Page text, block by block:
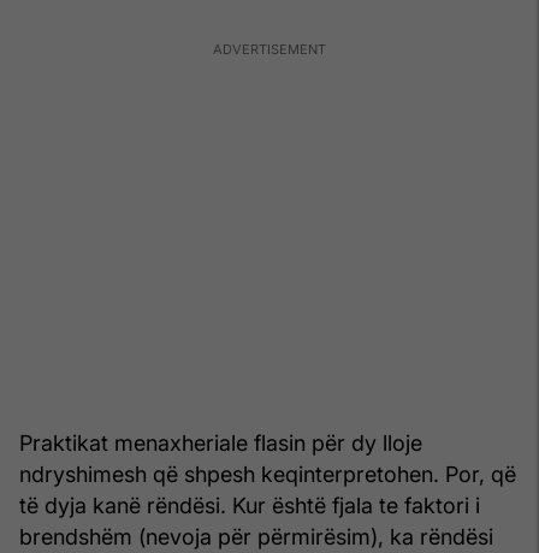
Praktikat menaxheriale flasin për dy lloje
ndryshimesh që shpesh keqinterpretohen. Por, që
të dyja kanë rëndësi. Kur është fjala te faktori i
brendshëm (nevoja për përmirësim), ka rëndësi